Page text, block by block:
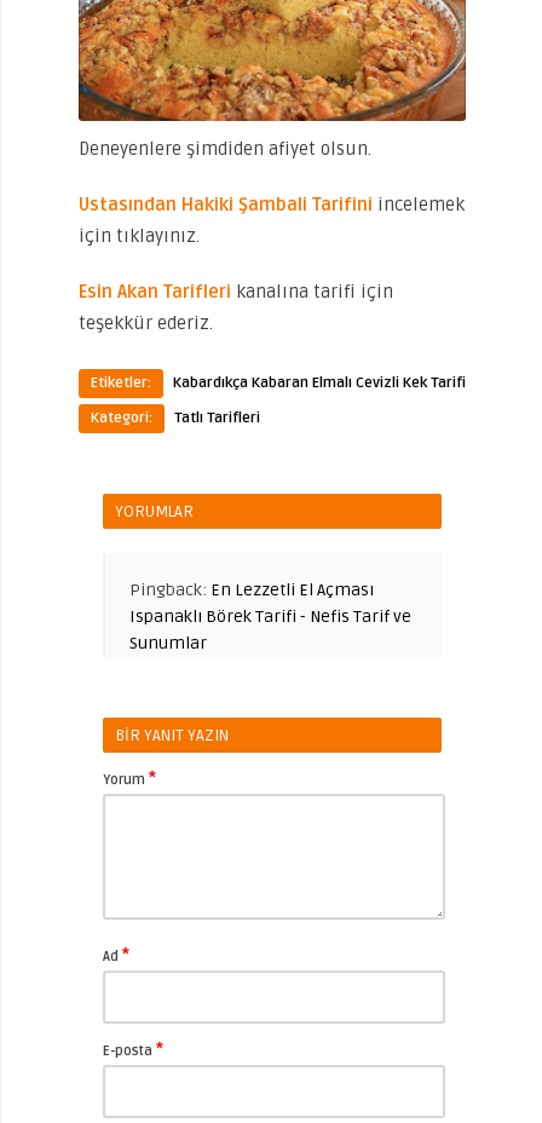
Deneyenlere şimdiden afiyet olsun.
Ustasından Hakiki Şambali Tarifini incelemek
için tıklayınız.
Esin Akan Tarifleri kanalına tarifi için
teşekkür ederiz.
Etiketler:
Kabardıkça Kabaran Elmalı Cevizli Kek Tarifi
Kategori:
Tatlı Tarifleri
YORUMLAR
Pingback: En Lezzetli El Açması
Ispanaklı Börek Tarifi - Nefis Tarif ve
Sunumlar
BIR YANIT YAZIN
Yorum *
Ad *
E-posta *